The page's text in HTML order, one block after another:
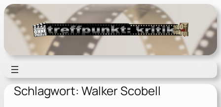
Zum
Inhalt
springen
Schlagwort: Walker Scobell